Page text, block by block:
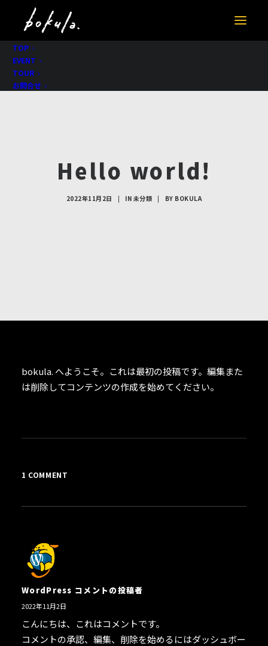
TOP
EVENT
TOUR
お問合せ
Hello world!
2022年11月2日 | IN 未分類 | BY BOKULA
bokula. へようこそ。これは最初の投稿です。編集また
は削除してコンテンツの作成を始めてください。
1 COMMENT
WordPress コメントの投稿者
2022年11月2日
こんにちは、これはコメントです。
コメントの承認、編集、削除を始めるにはダッシュボー